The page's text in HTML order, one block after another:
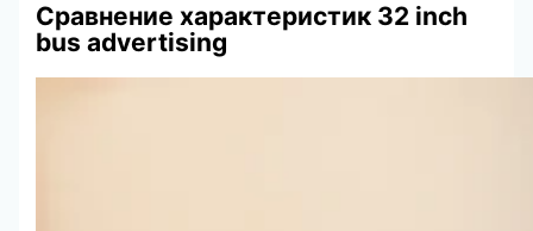
Сравнение характеристик 32 inch
bus advertising